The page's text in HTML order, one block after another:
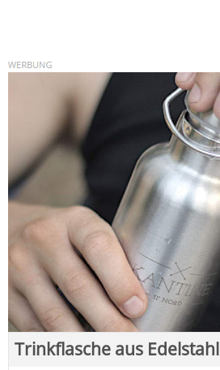
Trinkflasche aus Edelstahl